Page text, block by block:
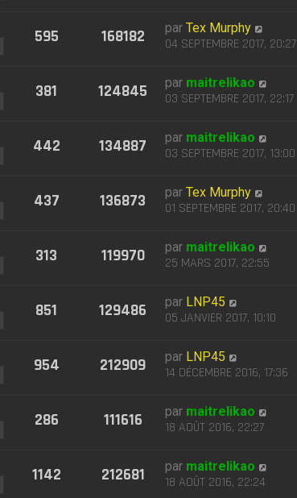
595 168182 parTex Murphy
04 SEPTEMBRE 2017, 20:27
381 124845 par maitrelikao
03 SEPTEMBRE 2017, 22:17
442 134887 par maitrelikao
03 SEPTEMBRE 2017, 13:00
437 136873 parTex Murphy
01 SEPTEMBRE 2017, 20:40
313 119970 par maitrelikao
25 MARS 2017, 22:55
851 129486 par LNP45
05 JANVIER 2017, 10:10
954 212909 par LNP45
14 DÉCEMBRE 2016, 17:36
286 111616 par maitrelikao
18 AOÛT 2016, 22:27
1142 212681 par maitrelikao
18 AOÛT 2016, 22:24